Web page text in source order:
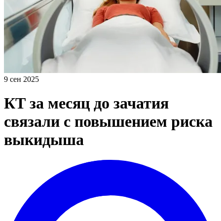
9 сен 2025
КТ за месяц до зачатия
связали с повышением риска
выкидыша